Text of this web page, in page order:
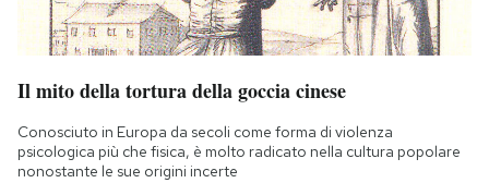
Il mito della tortura della goccia cinese
Conosciuto in Europa da secoli come forma di violenza
psicologica più che fisica, è molto radicato nella cultura popolare
nonostante le sue origini incerte